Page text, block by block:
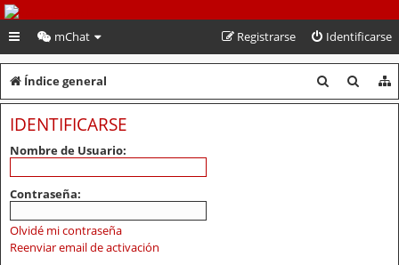
PeruVoley.com
mChat Identificarse
Registrarse
Índice general
u
u
IDENTIFICARSE
Nombre de Usuario:
Contraseña:
Olvidé mi contraseña
Reenviar email de activación